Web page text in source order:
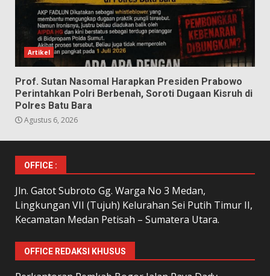
Artikel
Prof. Sutan Nasomal Harapkan Presiden Prabowo
Perintahkan Polri Berbenah, Soroti Dugaan Kisruh di
Polres Batu Bara
Agustus 6, 2026
OFFICE :
Jln. Gatot Subroto Gg. Warga No 3 Medan,
Lingkungan VII (Tujuh) Kelurahan Sei Putih Timur II,
Kecamatan Medan Petisah – Sumatera Utara.
OFFICE REDAKSI KHUSUS